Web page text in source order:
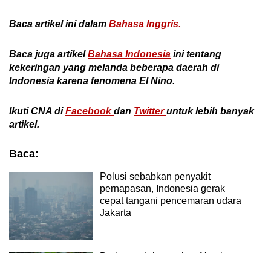
Baca artikel ini dalam Bahasa Inggris.
Baca juga artikelBahasa Indonesia ini tentang
kekeringan yang melanda beberapa daerah di
Indonesia karena fenomena El Nino.
Ikuti CNA diFacebookdan Twitteruntuk lebih banyak
artikel.
Baca:
Polusi sebabkan penyakit
pernapasan, Indonesia gerak
cepat tangani pencemaran udara
Jakarta